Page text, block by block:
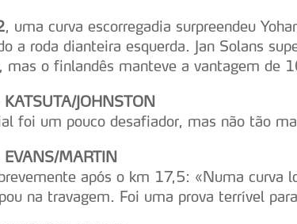
, uma curva escorregadia surpreendeu
a roda dianteira esquerda. Jan Solans
mas o finlandês manteve a vantagem de
JOHNSTON
foi um pouco desafiador, mas não tão
MARTIN
após o km 17,5: «Numa curva
na travagem. Foi uma prova terrível